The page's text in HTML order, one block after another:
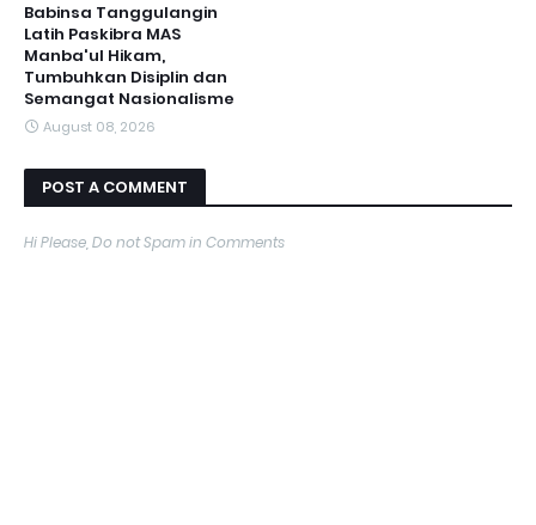
Babinsa Tanggulangin
Latih Paskibra MAS
Manba'ul Hikam,
Tumbuhkan Disiplin dan
Semangat Nasionalisme
August 08, 2026
POST A COMMENT
Hi Please, Do not Spam in Comments